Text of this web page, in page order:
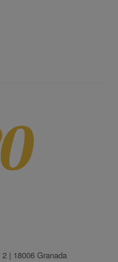
| 18006 Granada